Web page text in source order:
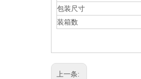
包装尺寸
装箱数
上一条: